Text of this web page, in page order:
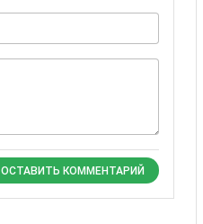
ОСТАВИТЬ КОММЕНТАРИЙ